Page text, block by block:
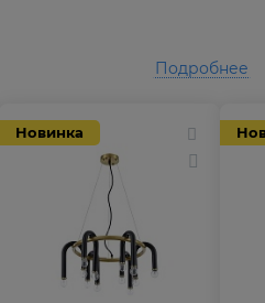
Новинка
Подробнее